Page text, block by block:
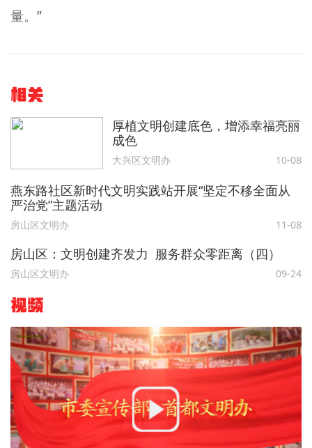
量。”
相关
厚植文明创建底色，增添幸福亮丽
成色
大兴区文明办 10-08
燕东路社区新时代文明实践站开展“坚定不移全面从
严治党”主题活动
房山区文明办 11-08
房山区：文明创建齐发力 服务群众零距离（四）
房山区文明办 09-24
视频